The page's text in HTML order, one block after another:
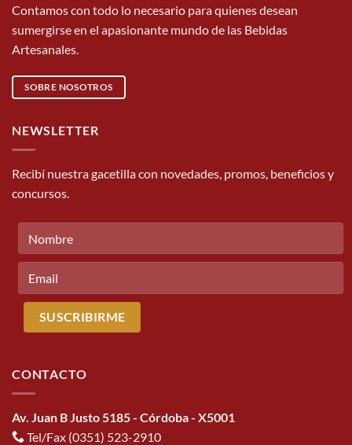
Contamos con todo lo necesario para quienes desean
sumergirse en el apasionante mundo de las Bebidas
Artesanales.
SOBRE NOSOTROS
NEWSLETTER
Recibí nuestra gacetilla con novedades, promos, beneficios y
concursos.
CONTACTO
Av. Juan B Justo 5185 - Córdoba - X5001
Tel/Fax (0351) 523-2910